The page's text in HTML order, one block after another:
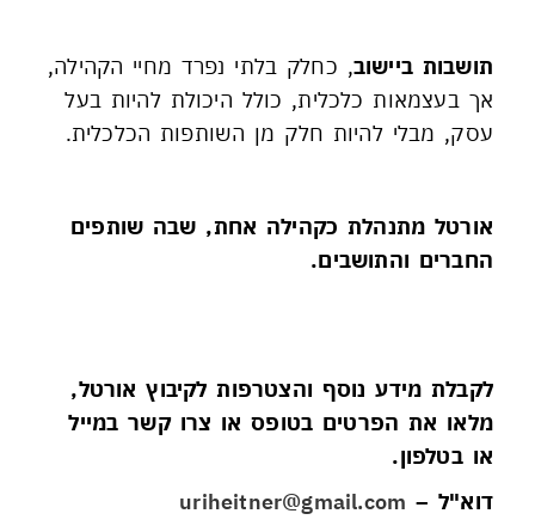
תושבות ביישוב, כחלק בלתי נפרד מחיי הקהילה,
אך בעצמאות כלכלית, כולל היכולת להיות בעל
עסק, מבלי להיות חלק מן השותפות הכלכלית.
אורטל מתנהלת כקהילה אחת, שבה שותפים
החברים והתושבים.
לקבלת מידע נוסף והצטרפות לקיבוץ אורטל,
מלאו את הפרטים בטופס או צרו קשר במייל
או בטלפון.
דוא"ל – uriheitner@gmail.com